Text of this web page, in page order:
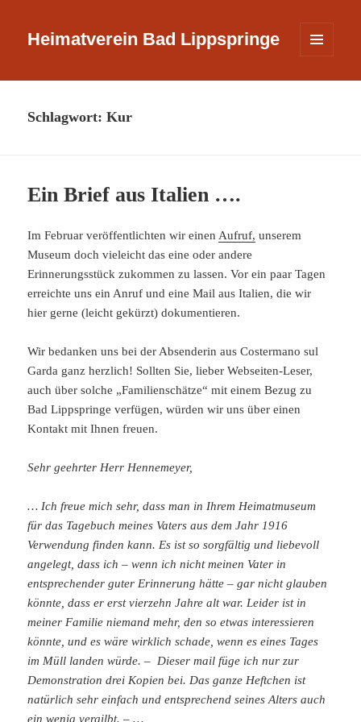
Heimatverein Bad Lippspringe
WIDGETS
Schlagwort:Kur
Ein Brief aus Italien ….
Im Februar veröffentlichten wir einenAufruf, unserem
Museum doch vieleicht das eine oder andere
Erinnerungsstück zukommen zu lassen. Vor ein paar Tagen
erreichte uns ein Anruf und eine Mail aus Italien, die wir
hier gerne (leicht gekürzt) dokumentieren.
Wir bedanken uns bei der Absenderin aus Costermano sul
Garda ganz herzlich! Sollten Sie, lieber Webseiten-Leser,
auch über solche „Familienschätze“ mit einem Bezug zu
Bad Lippspringe verfügen, würden wir uns über einen
Kontakt mit Ihnen freuen.
Sehr geehrter Herr Hennemeyer,
… Ich freue mich sehr, dass man in Ihrem Heimatmuseum
für das Tagebuch meines Vaters aus dem Jahr 1916
Verwendung finden kann. Es ist so sorgfältig und liebevoll
angelegt, dass ich – wenn ich nicht meinen Vater in
entsprechender guter Erinnerung hätte – gar nicht glauben
könnte, dass er erst vierzehn Jahre alt war. Leider ist in
meiner Familie niemand mehr, den so etwas interessieren
könnte, und es wäre wirklich schade, wenn es eines Tages
im Müll landen würde. – Dieser mail füge ich nur zur
Demonstration drei Kopien bei. Das ganze Heftchen ist
natürlich sehr einfach und entsprechend seines Alters auch
ein wenig vergilbt. – …